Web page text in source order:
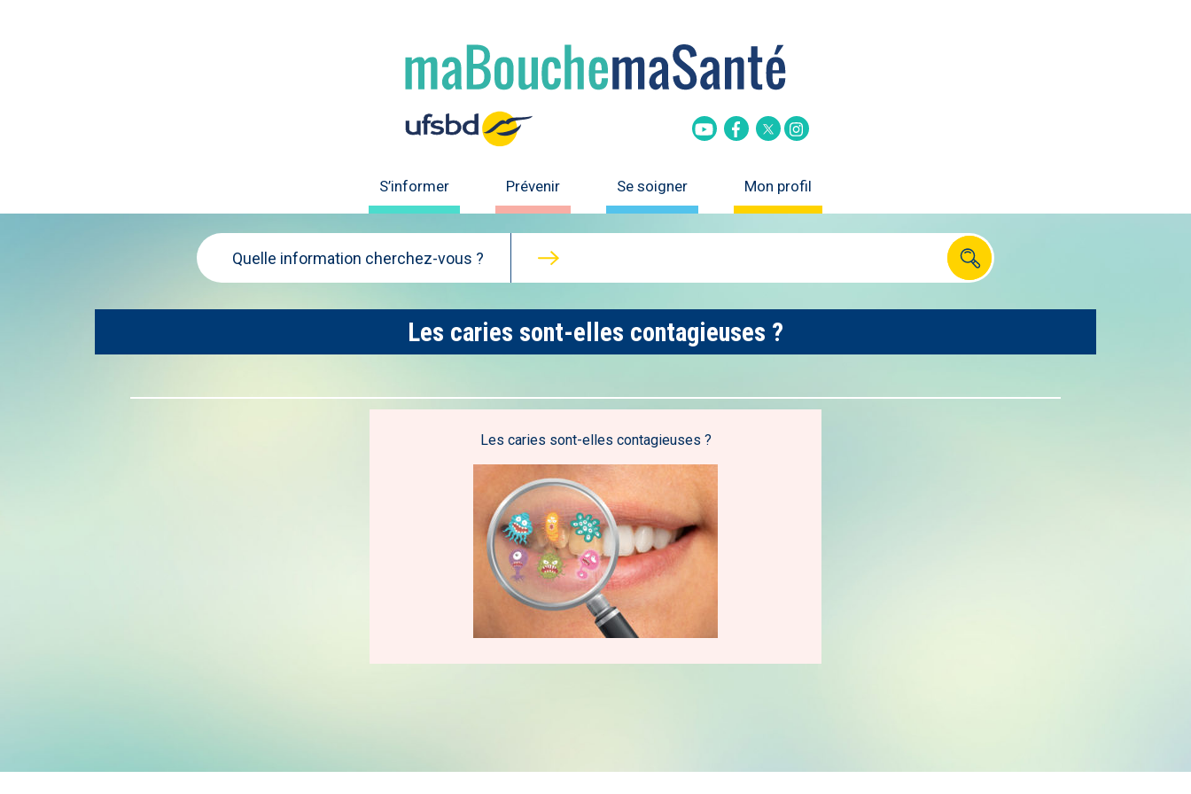
YoutubeFacebook
TwitterInstagram
S’informer Prévenir Se soigner Mon profil
Quelle information cherchez-vous ?
Les caries sont-elles contagieuses ?
Les caries sont-elles contagieuses ?